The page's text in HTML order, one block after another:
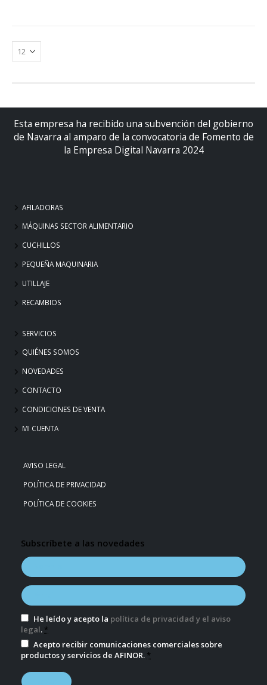
Esta empresa ha recibido una subvención del gobierno
de Navarra al amparo de la convocatoria de Fomento de
la Empresa Digital Navarra 2024
AFILADORAS
MÁQUINAS SECTOR ALIMENTARIO
CUCHILLOS
PEQUEÑA MAQUINARIA
UTILLAJE
RECAMBIOS
SERVICIOS
QUIÉNES SOMOS
NOVEDADES
CONTACTO
CONDICIONES DE VENTA
MI CUENTA
AVISO LEGAL
POLÍTICA DE PRIVACIDAD
POLÍTICA DE COOKIES
Subscríbete a las novedades
He leído y acepto la política de privacidad y el aviso
legal. *
Acepto recibir comunicaciones comerciales sobre
productos y servicios de AFINOR. *